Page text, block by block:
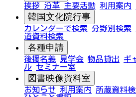
挨拶 沿革 主要活動 利用案内
韓国文化院行事
カレンダーで検索 分野別検索
道資料検索
各種申請
後援名義 見学会 物品貸出 ギ
ル セミナー室
図書映像資料室
お知らせ 利用案内 所蔵資料